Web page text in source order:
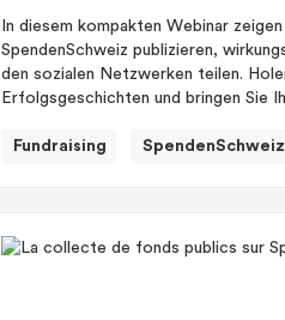
In diesem kompakten Webinar
SpendenSchweiz publizieren,
den sozialen Netzwerken teilen.
Erfolgsgeschichten und bringen Sie
Fundraising SpendenSchweiz